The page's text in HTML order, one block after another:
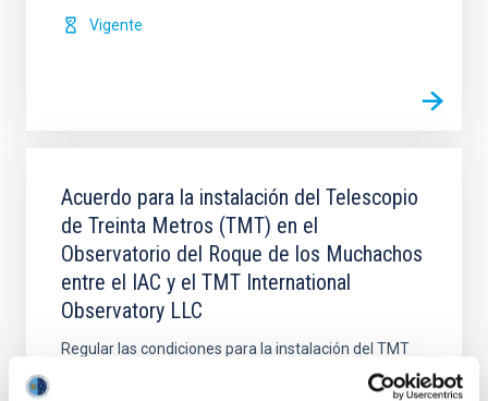
Vigente
Acuerdo para la instalación del Telescopio
de Treinta Metros (TMT) en el
Observatorio del Roque de los Muchachos
entre el IAC y el TMT International
Observatory LLC
Regular las condiciones para la instalación del TMT
en el ORM, su futura operación y, cuando así se
decida de mutuo acuerdo, su demolición, retirada y